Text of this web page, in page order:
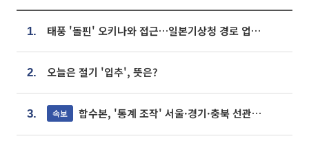
1. 태풍 '돌핀' 오키나와 접근…일본기상청 경로 업데이트
2. 오늘은 절기 '입추', 뜻은?
3. 속보 합수본, '통계 조작' 서울·경기·충북 선관위 등 추가 압수수색